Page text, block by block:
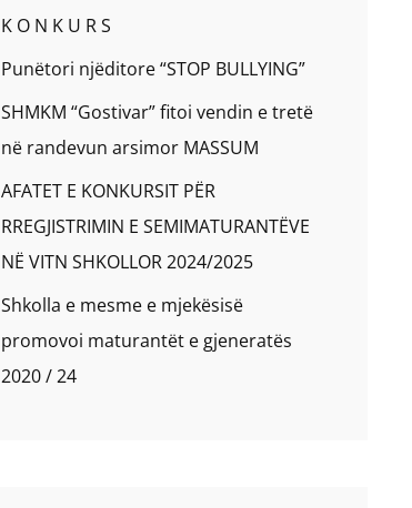
K O N K U R S
Punëtori njëditore “STOP BULLYING”
SHMKM “Gostivar” fitoi vendin e tretë
në randevun arsimor MASSUM
AFATET E KONKURSIT PËR
RREGJISTRIMIN E SEMIMATURANTËVE
NË VITN SHKOLLOR 2024/2025
Shkolla e mesme e mjekësisë
promovoi maturantët e gjeneratës
2020 / 24